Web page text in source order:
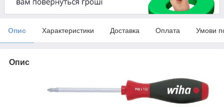
Опис Характеристики Доставка Оплата Умови
Опис